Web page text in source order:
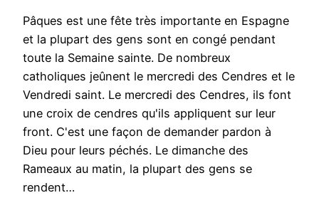
Pâques est une fête très importante en Espagne
et la plupart des gens sont en congé pendant
toute la Semaine sainte. De nombreux
catholiques jeûnent le mercredi des Cendres et le
Vendredi saint. Le mercredi des Cendres, ils font
une croix de cendres qu'ils appliquent sur leur
front. C'est une façon de demander pardon à
Dieu pour leurs péchés. Le dimanche des
Rameaux au matin, la plupart des gens se
rendent…